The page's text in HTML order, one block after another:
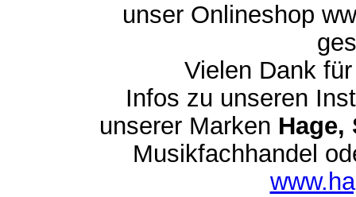
unser Onlineshop
Vielen Dank
Infos zu unseren
unserer Marken Hage,
Musikfachhandel